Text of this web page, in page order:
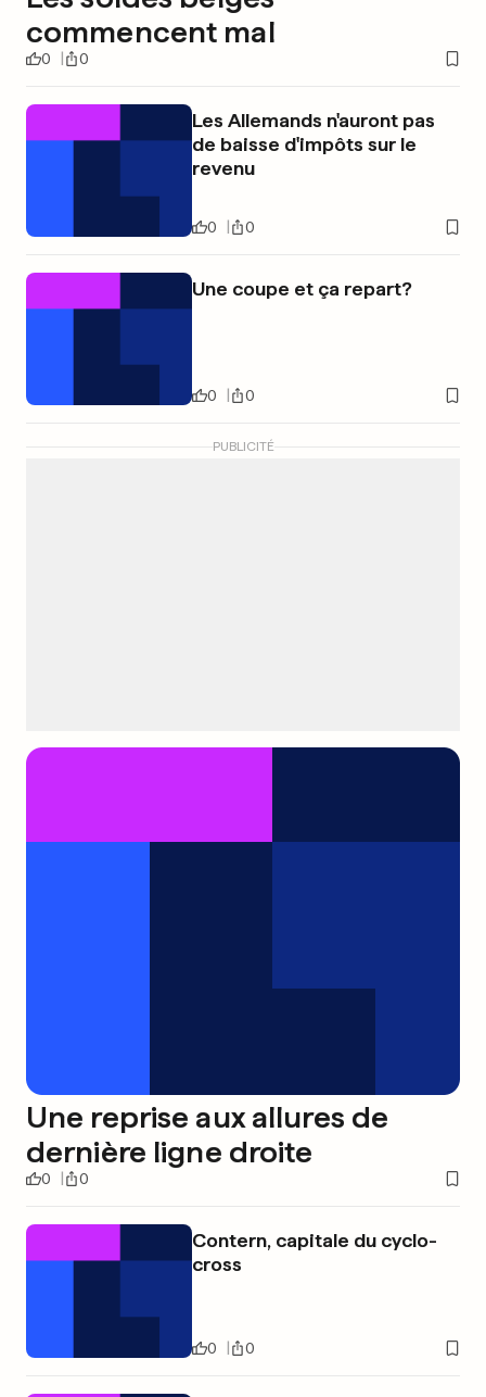
commencent mal
0 0
Les Allemands n'auront pas
de baisse d'impôts sur le
revenu
0 0
Une coupe et ça repart?
0 0
PUBLICITÉ
Une reprise aux allures de
dernière ligne droite
0 0
Contern, capitale du cyclo-
cross
0 0